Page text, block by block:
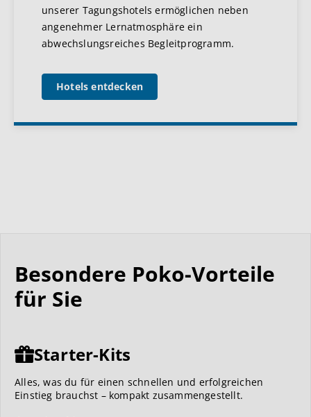
unserer Tagungshotels ermöglichen neben
angenehmer Lernatmosphäre ein
abwechslungsreiches Begleitprogramm.
Hotels entdecken
Besondere Poko-Vorteile
für Sie
Starter-Kits
Alles, was du für einen schnellen und erfolgreichen
Einstieg brauchst – kompakt zusammengestellt.